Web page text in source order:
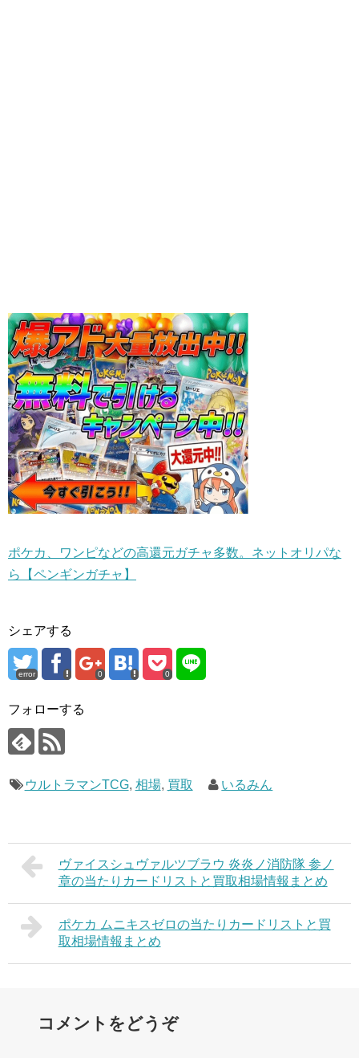
ポケカ、ワンピなどの高還元ガチャ多数。ネットオリパな
ら【ペンギンガチャ】
シェアする
error 0 0
フォローする
ウルトラマンTCG, 相場, 買取 いるみん
ヴァイスシュヴァルツブラウ 炎炎ノ消防隊 参ノ
章の当たりカードリストと買取相場情報まとめ
ポケカ ムニキスゼロの当たりカードリストと買
取相場情報まとめ
コメントをどうぞ